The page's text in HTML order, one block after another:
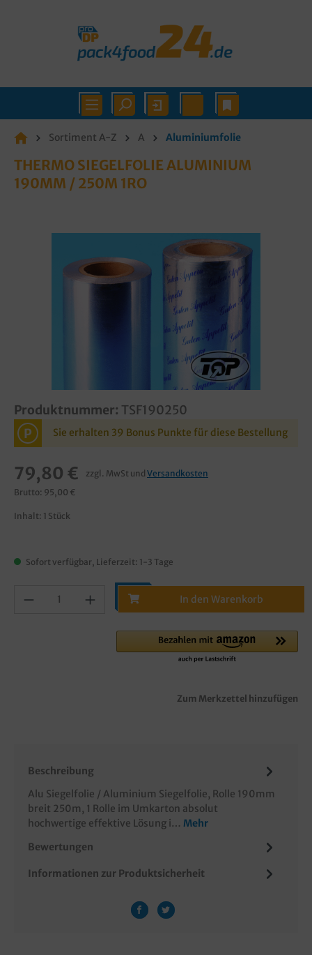
Sortiment A-Z A Aluminiumfolie
THERMO SIEGELFOLIE ALUMINIUM
190MM / 250M 1RO
Produktnummer: TSF190250
P Sie erhalten 39 Bonus Punkte für diese Bestellung
79,80 € zzgl. MwSt und Versandkosten
Brutto: 95,00 €
Inhalt: 1 Stück
Sofort verfügbar, Lieferzeit: 1-3 Tage
In den Warenkorb
Zum Merkzettel hinzufügen
Beschreibung
Alu Siegelfolie / Aluminium Siegelfolie, Rolle 190mm
breit 250m, 1 Rolle im Umkarton absolut
hochwertige effektive Lösung i… Mehr
Bewertungen
Informationen zur Produktsicherheit